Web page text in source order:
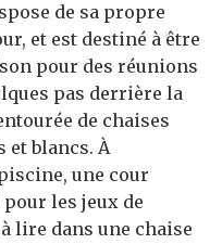
de sa propre
et est destiné à être
pour des réunions
pas derrière la
de chaises
et blancs. À
une cour
les jeux de
lire dans une chaise